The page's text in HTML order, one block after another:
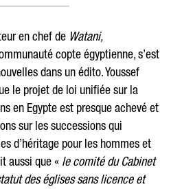
en chef de Watani,
copte égyptienne, s’est
dans un édito. Youssef
le projet de loi unifiée sur la
en Egypte est presque achevé et
sur les successions qui
d’héritage pour les hommes et
aussi que « le comité du Cabinet
des églises sans licence et